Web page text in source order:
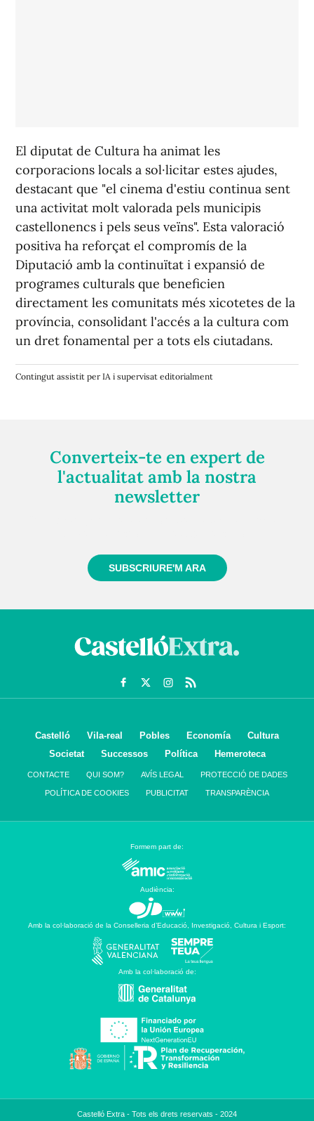
El diputat de Cultura ha animat les
corporacions locals a sol·licitar estes ajudes,
destacant que "el cinema d'estiu continua sent
una activitat molt valorada pels municipis
castellonencs i pels seus veïns". Esta valoració
positiva ha reforçat el compromís de la
Diputació amb la continuïtat i expansió de
programes culturals que beneficien
directament les comunitats més xicotetes de la
província, consolidant l'accés a la cultura com
un dret fonamental per a tots els ciutadans.
Contingut assistit per IA i supervisat editorialment
Converteix-te en expert de
l'actualitat amb la nostra
newsletter
SUBSCRIURE'M ARA
Castelló Vila-real Pobles Economía
Cultura
Societat
Successos Política Hemeroteca
CONTACTE QUI SOM? AVÍS LEGAL PROTECCIÓ DE DADES
POLÍTICA DE COOKIES PUBLICITAT TRANSPARÈNCIA
Formem part de:
Audiència:
Amb la col·laboració de la Conselleria d’Educació, Investigació, Cultura i Esport:
Amb la col·laboració de:
Castelló Extra - Tots els drets reservats - 2024